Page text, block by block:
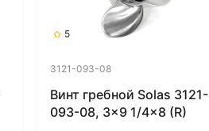
5
3121-093-08
Винт гребной Solas 3121-
093-08, 3x9 1/4x8 (R)